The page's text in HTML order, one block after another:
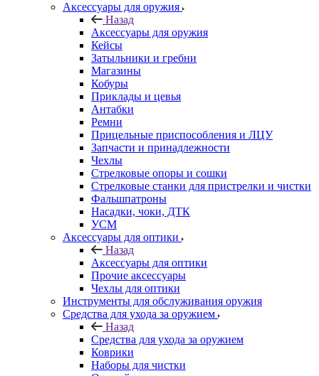
Аксессуары для оружия
Назад
Аксессуары для оружия
Кейсы
Затыльники и гребни
Магазины
Кобуры
Приклады и цевья
Антабки
Ремни
Прицельные приспособления и ЛЦУ
Запчасти и принадлежности
Чехлы
Стрелковые опоры и сошки
Стрелковые станки для пристрелки и чистки
Фальшпатроны
Насадки, чоки, ДТК
УСМ
Аксессуары для оптики
Назад
Аксессуары для оптики
Прочие аксессуары
Чехлы для оптики
Инструменты для обслуживания оружия
Средства для ухода за оружием
Назад
Средства для ухода за оружием
Коврики
Наборы для чистки